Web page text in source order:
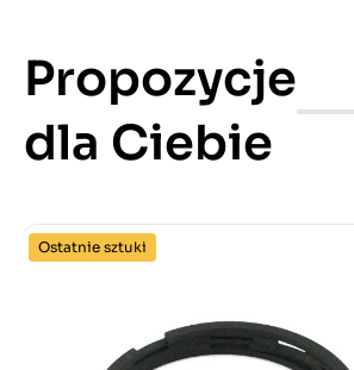
Propozycje
dla Ciebie
Ostatnie sztuki